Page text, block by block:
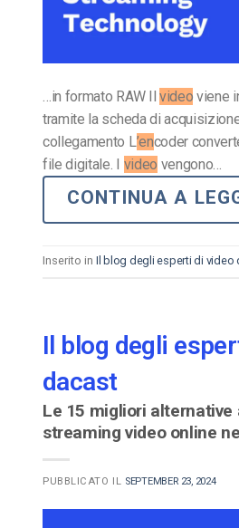
…in formato RAW Il video viene
tramite la scheda di
collegamento L’encoder
file digitale. I video vengono…
CONTINUA A
Inserito in Il blog degli esperti di video
Il blog degli
dacast
Le 15 migliori alternative
streaming video online
PUBBLICATO IL SEPTEMBER 23, 2024